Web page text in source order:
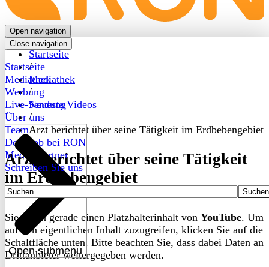
Open navigation
Close navigation
Startseite
Mediathek
Werbung
Live-Sendung
Über uns
Open submenu
Team
Dein Job bei RON
Medienpartner
Schreiben Sie uns
Suchen
Startseite
/
Mediathek
/
Neueste Videos
/
Arzt berichtet über seine Tätigkeit im Erdbebengebiet
Arzt berichtet über seine Tätigkeit
im Erdbebengebiet
Sie sehen gerade einen Platzhalterinhalt von YouTube. Um
auf den eigentlichen Inhalt zuzugreifen, klicken Sie auf die
Schaltfläche unten. Bitte beachten Sie, dass dabei Daten an
Drittanbieter weitergegeben werden.